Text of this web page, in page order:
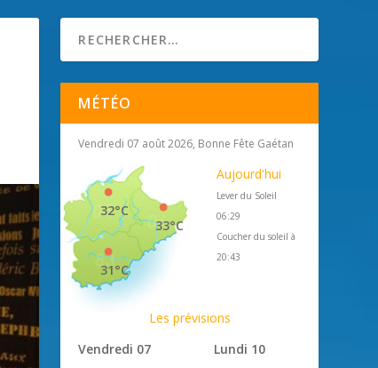
MÉTÉO
Vendredi 07 août 2026, Bonne Fête Gaétan
33°C
32°C
31°C
Aujourd'hui
Lever du Soleil
06:29
Coucher du soleil à
20:43
Les prévisions
Vendredi 07
Lundi 10